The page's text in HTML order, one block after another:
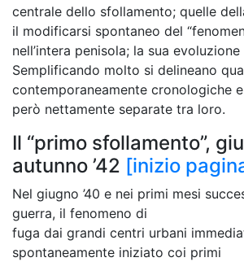
centrale dello sfollamento; quelle
il modificarsi spontaneo del
nell’intera penisola; la sua
Semplificando molto si delineano
contemporaneamente cronologiche
però nettamente separate tra loro.
Il “primo sfollamento”,
autunno ’42 [inizio
Nel giugno ’40 e nei primi mesi
guerra, il fenomeno di
fuga dai grandi centri urbani
spontaneamente iniziato coi primi